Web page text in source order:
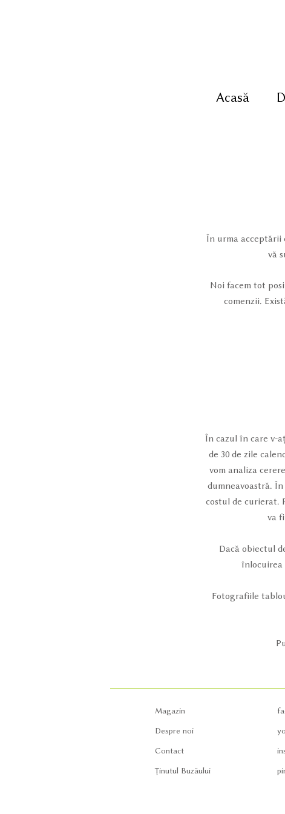
Acasă
În urma acceptării
vă
Noi facem tot
comenzii.
În cazul în care v-
de 30 de zile
vom analiza
dumneavoastră.
costul de curierat.
va
Dacă obiectul
înlocuirea
Fotografiile
Magazin
Despre noi
Contact
Ținutul Buzăului